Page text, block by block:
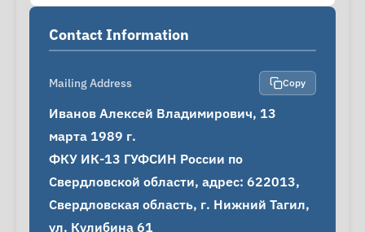
Contact Information
Mailing Address Copy
Иванов Алексей Владимирович, 13
марта 1989 г.
ФКУ ИК-13 ГУФСИН России по
Свердловской области, адрес: 622013,
Свердловская область, г. Нижний Тагил,
ул. Кулибина 61